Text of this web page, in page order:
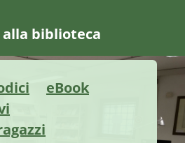
alla biblioteca
eBook